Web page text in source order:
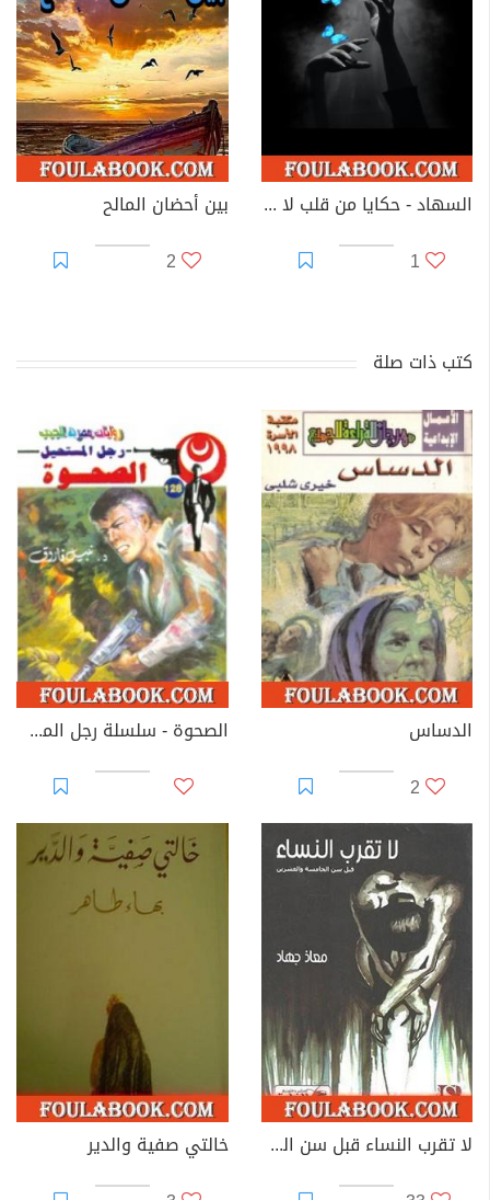
السهاد - حكايا من قلب لا يهدأ
1
بين أحضان المالح
2
كتب ذات صلة
الدساس
2
الصحوة - سلسلة رجل المستحيل
لا تقرب النساء قبل سن الخامسة والعشرين
خالتي صفية والدير